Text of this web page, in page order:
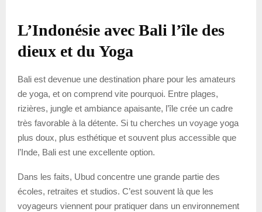
L’Indonésie avec Bali l’île des
dieux et du Yoga
Bali est devenue une destination phare pour les amateurs
de yoga, et on comprend vite pourquoi. Entre plages,
rizières, jungle et ambiance apaisante, l’île crée un cadre
très favorable à la détente. Si tu cherches un voyage yoga
plus doux, plus esthétique et souvent plus accessible que
l’Inde, Bali est une excellente option.
Dans les faits, Ubud concentre une grande partie des
écoles, retraites et studios. C’est souvent là que les
voyageurs viennent pour pratiquer dans un environnement